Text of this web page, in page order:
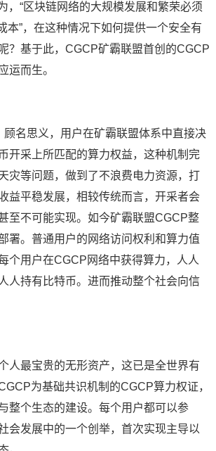
，“区块链网络的大规模发展和繁荣必须
本”，在这种情况下如何提供一个安全有
？基于此，CGCP矿霸联盟首创的CGCP
运而生。
顾名思义，用户在矿霸联盟体系中直接决
开采上所匹配的算力权益，这种机制完
灾等问题，做到了不浪费电力资源，打
益平稳发展，相较传统而言，开采者会
至不可能实现。如今矿霸联盟CGCP整
署。普通用户的网络访问权利和算力值
个用户在CGCP网络中获得算力，人人
人持有比特币。进而推动整个社会向信
人最宝贵的无形资产，这已是全世界有
为基础共识机制的CGCP算力权证，
整个生态的建设。每个用户都可以参
会发展中的一个创举，首次实现主导以